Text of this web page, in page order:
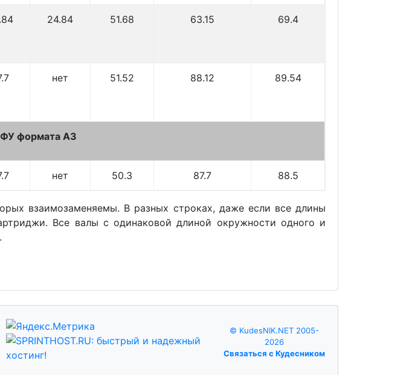
24.84 51.68 63.15 69.4
нет 51.52 88.12 89.54
формата А3
нет 50.3 87.7 88.5
взаимозаменяемы. В разных строках, даже если все длины
Все валы с одинаковой длиной окружности одного и
© KudesNIK.NET 2005-
2026
Связаться с Кудесником